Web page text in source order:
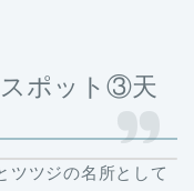
ポット③天
ツツジの名所として